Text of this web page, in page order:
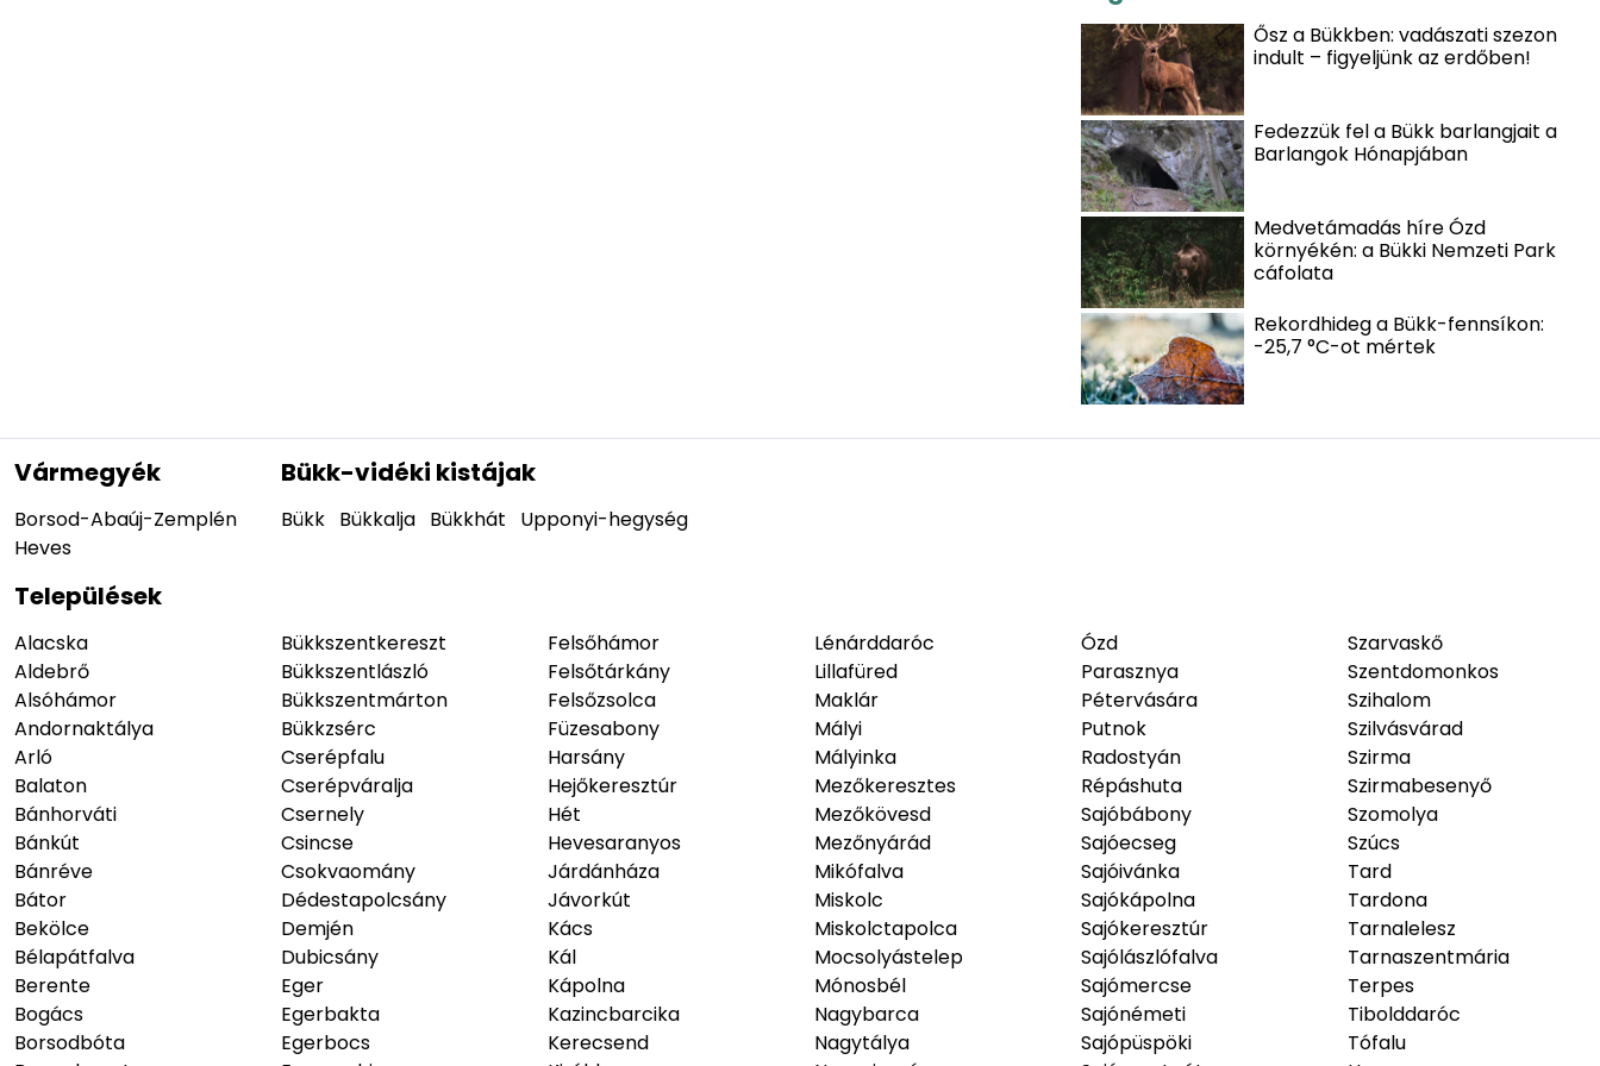
Ősz a Bükkben: vadászati szezon
indult – figyeljünk az erdőben!
Fedezzük fel a Bükk barlangjait a
Barlangok Hónapjában
Medvetámadás híre Ózd
környékén: a Bükki Nemzeti Park
cáfolata
Rekordhideg a Bükk-fennsíkon:
-25,7 °C-ot mértek
Vármegyék
Borsod-Abaúj-Zemplén
Heves
Bükk-vidéki kistájak
Bükk Bükkalja Bükkhát Upponyi-hegység
Települések
Alacska
Aldebrő
Alsóhámor
Andornaktálya
Arló
Balaton
Bánhorváti
Bánkút
Bánréve
Bátor
Bekölce
Bélapátfalva
Berente
Bogács
Borsodbóta
Bükkszentkereszt
Bükkszentlászló
Bükkszentmárton
Bükkzsérc
Cserépfalu
Cserépváralja
Csernely
Csincse
Csokvaomány
Dédestapolcsány
Demjén
Dubicsány
Eger
Egerbakta
Egerbocs
Felsőhámor
Felsőtárkány
Felsőzsolca
Füzesabony
Harsány
Hejőkeresztúr
Hét
Hevesaranyos
Járdánháza
Jávorkút
Kács
Kál
Kápolna
Kazincbarcika
Kerecsend
Lénárddaróc
Lillafüred
Maklár
Mályi
Mályinka
Mezőkeresztes
Mezőkövesd
Mezőnyárád
Mikófalva
Miskolc
Miskolctapolca
Mocsolyástelep
Mónosbél
Nagybarca
Nagytálya
Ózd
Parasznya
Pétervására
Putnok
Radostyán
Répáshuta
Sajóbábony
Sajóecseg
Sajóivánka
Sajókápolna
Sajókeresztúr
Sajólászlófalva
Sajómercse
Sajónémeti
Sajópüspöki
Szarvaskő
Szentdomonkos
Szihalom
Szilvásvárad
Szirma
Szirmabesenyő
Szomolya
Szúcs
Tard
Tardona
Tarnalelesz
Tarnaszentmária
Terpes
Tibolddaróc
Tófalu